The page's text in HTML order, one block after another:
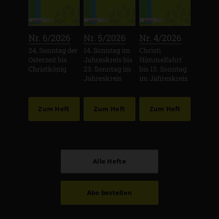
Nr. 6/2026
24. Sonntag der
Osterzeit bis
Christkönig
Zum Heft
Nr. 5/2026
14. Sonntag im
Jahreskreis bis
23. Sonntag im
Jahreskreis
Zum Heft
Nr. 4/2026
Christi
Himmelfahrt
bis 13. Sonntag
im Jahreskreis
Zum Heft
Alle Hefte
Abo bestellen